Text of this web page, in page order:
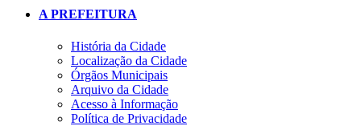
A PREFEITURA
História da Cidade
Localização da Cidade
Órgãos Municipais
Arquivo da Cidade
Acesso à Informação
Política de Privacidade